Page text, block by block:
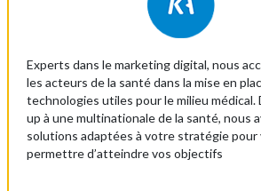
Experts dans le marketing digital, nous
les acteurs de la santé dans la mise en
technologies utiles pour le milieu médical.
up à une multinationale de la santé, nous
solutions adaptées à votre stratégie pour
permettre d’atteindre vos objectifs